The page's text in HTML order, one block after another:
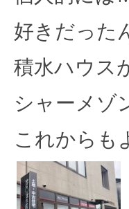
好きだった
積水ハウス
シャーメゾ
これからも